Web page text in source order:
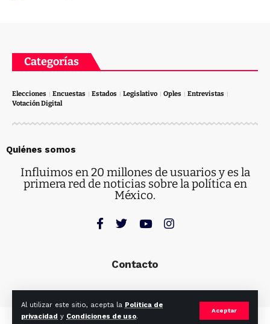
Al utilizar este sitio, acepta la Política de
privacidad y Condiciones de uso.
Aceptar
Categorías
Elecciones Encuestas Estados Legislativo Oples
Entrevistas
Votación Digital
Quiénes somos
Influimos en 20 millones de usuarios y es la
primera red de noticias sobre la política en
México.
Contacto